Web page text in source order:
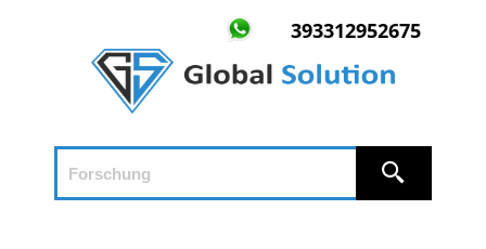
393312952675